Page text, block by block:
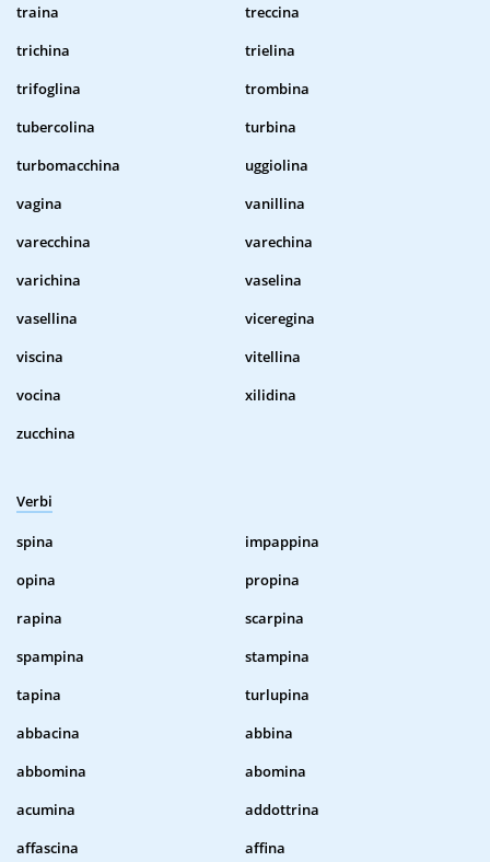
traina
treccina
trichina
trielina
trifoglina
trombina
tubercolina
turbina
turbomacchina
uggiolina
vagina
vanillina
varecchina
varechina
varichina
vaselina
vasellina
viceregina
viscina
vitellina
vocina
xilidina
zucchina
Verbi
spina
impappina
opina
propina
rapina
scarpina
spampina
stampina
tapina
turlupina
abbacina
abbina
abbomina
abomina
acumina
addottrina
affascina
affina